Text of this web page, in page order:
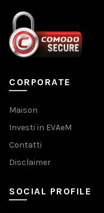
CORPORATE
Maison
Investi in EVAeM
Contatti
Disclaimer
SOCIAL PROFILE